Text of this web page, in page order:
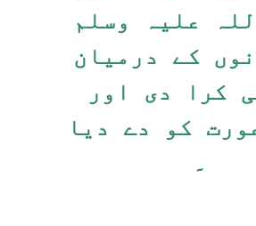
علیہ وسلم
کے درمیان
کرا دی اور
کو دے دیا
۔